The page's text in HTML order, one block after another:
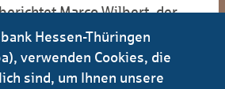
Marco Wilbert, der
für sämtliche Systeme der
bei der Helaba
Hessen-Thüringen
verwenden Cookies, die
sind, um Ihnen unsere